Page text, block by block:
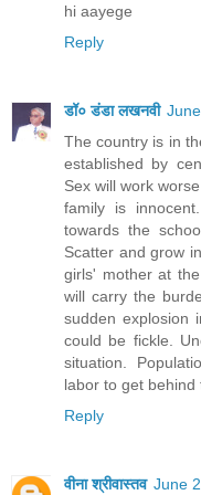
hi aayege
Reply
डॉ० डंडा लखनवी
The country is in
established by
Sex will work
family is
towards the
Scatter and grow
girls' mother at
will carry the
sudden explosion
could be fickle.
situation.
labor to get
Reply
वीना श्रीवास्तव June